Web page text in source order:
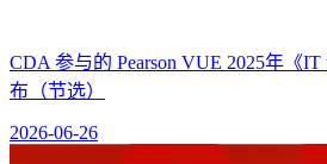
CDA 参与的 Pearson VUE 2025年《
布（节选）
2026-06-26